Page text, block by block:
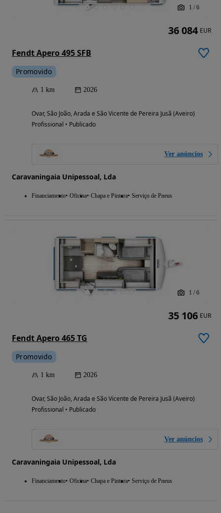
1 / 6
Fendt Apero 495 SFB
Promovido
1 km 2026
Ovar, São João, Arada e São Vicente de Pereira Jusã (Aveiro)
Profissional • Publicado
Ver anúncios
Caravaningaia Unipessoal, Lda
Financiamento Oficina Chapa e Pintura Serviço de Pneus
36 084 EUR
1 / 6
Fendt Apero 465 TG
Promovido
1 km 2026
Ovar, São João, Arada e São Vicente de Pereira Jusã (Aveiro)
Profissional • Publicado
Ver anúncios
Caravaningaia Unipessoal, Lda
Financiamento Oficina Chapa e Pintura Serviço de Pneus
35 106 EUR